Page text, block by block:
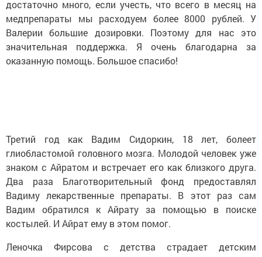
достаточно много, если учесть, что всего в месяц на
медпрепараты мы расходуем более 8000 рублей. У
Валерии большие дозировки. Поэтому для нас это
значительная поддержка. Я очень благодарна за
оказанную помощь. Большое спасибо!
Третий год как Вадим Сидоркин, 18 лет, болеет
глиобластомой головного мозга. Молодой человек уже
знаком с Айратом и встречает его как близкого друга.
Два раза Благотворительный фонд предоставлял
Вадиму лекарственные препараты. В этот раз сам
Вадим обратился к Айрату за помощью в поиске
костылей. И Айрат ему в этом помог.
Леночка Фирсова с детства страдает детским